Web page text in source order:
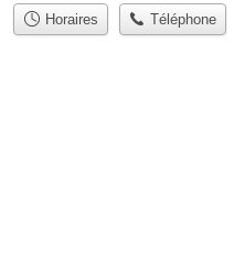
Horaires Téléphone